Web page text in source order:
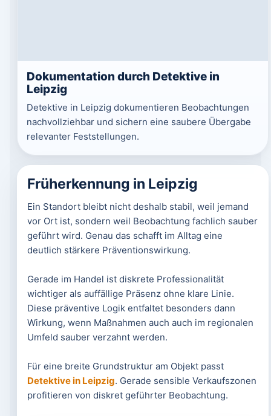
Dokumentation durch Detektive in
Leipzig
Detektive in Leipzig dokumentieren Beobachtungen
nachvollziehbar und sichern eine saubere Übergabe
relevanter Feststellungen.
Früherkennung in Leipzig
Ein Standort bleibt nicht deshalb stabil, weil jemand
vor Ort ist, sondern weil Beobachtung fachlich sauber
geführt wird. Genau das schafft im Alltag eine
deutlich stärkere Präventionswirkung.
Gerade im Handel ist diskrete Professionalität
wichtiger als auffällige Präsenz ohne klare Linie.
Diese präventive Logik entfaltet besonders dann
Wirkung, wenn Maßnahmen auch auch im regionalen
Umfeld sauber verzahnt werden.
Für eine breite Grundstruktur am Objekt passt
Detektive in Leipzig. Gerade sensible Verkaufszonen
profitieren von diskret geführter Beobachtung.